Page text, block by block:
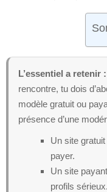
L’essentiel a retenir :
rencontre, tu dois
modèle gratuit ou
présence d’une
Un site
payer.
Un site
profils sérieux.